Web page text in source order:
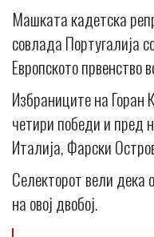
Машката кадетска
совлада Португалија
Европското првенство
Избраниците на Горан
четири победи и пред
Италија, Фарски
Селекторот вели дека
на овој двобој.